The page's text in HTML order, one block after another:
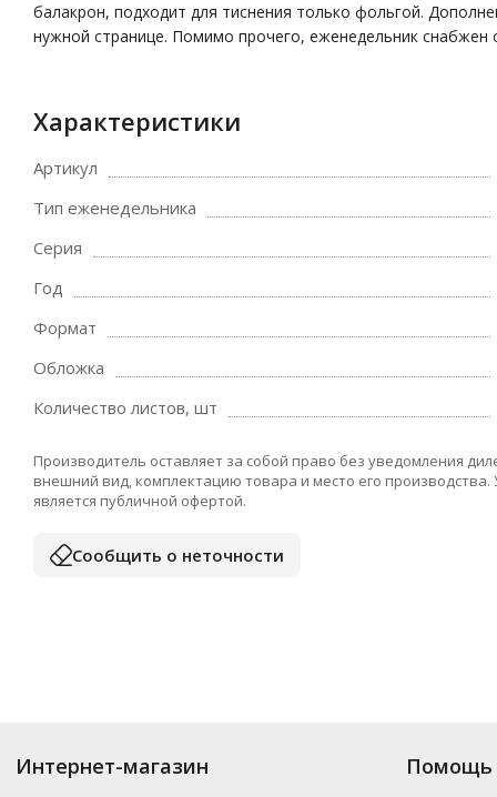
балакрон, подходит для тиснения только фольгой.
нужной странице. Помимо прочего, еженедельник
Характеристики
Артикул
Тип еженедельника
Серия
Год
Формат
Обложка
Количество листов, шт
Производитель оставляет за собой право без уведомления
внешний вид, комплектацию товара и место его
является публичной офертой.
Сообщить о неточности
Интернет-магазин Помощь